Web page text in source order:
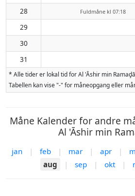
28
Fuldmåne kl 07:18
29
30
31
* Alle tider er lokal tid for Al 'Āshir min
Tabellen kan vise "-" for måneopgang eller
Måne Kalender for andre
Al 'Āshir min
jan | feb | mar | apr |
aug
| sep | okt |